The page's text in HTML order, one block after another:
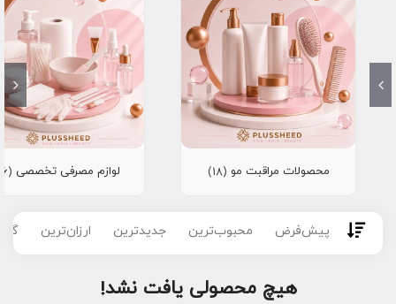
محصولات مراقبت مو (18) لوازم مصرفی تخصصی (16)
پیش‌فرض محبوب‌ترین جدیدترین ارزان‌ترین
هیچ محصولی یافت نشد!